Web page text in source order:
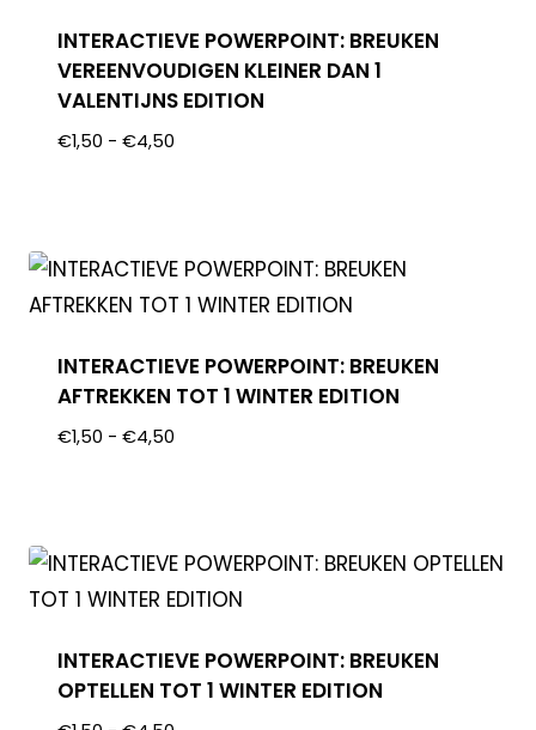
INTERACTIEVE POWERPOINT: BREUKEN
VEREENVOUDIGEN KLEINER DAN 1
VALENTIJNS EDITION
€1,50 - €4,50
INTERACTIEVE POWERPOINT: BREUKEN
AFTREKKEN TOT 1 WINTER EDITION
€1,50 - €4,50
INTERACTIEVE POWERPOINT: BREUKEN
OPTELLEN TOT 1 WINTER EDITION